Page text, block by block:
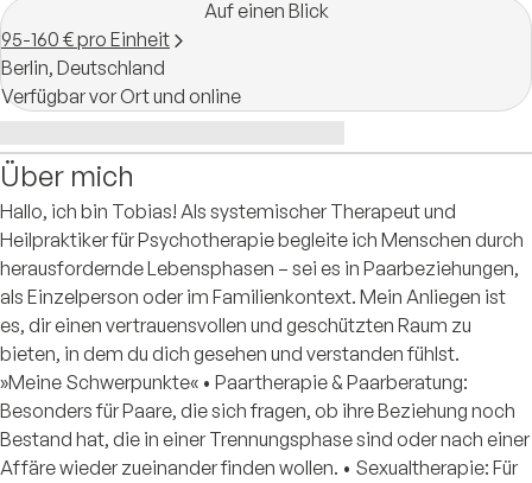
Auf einen Blick
95-160 € pro Einheit
Berlin, Deutschland
Verfügbar vor Ort und online
Über mich
Hallo, ich bin Tobias! Als systemischer Therapeut und
Heilpraktiker für Psychotherapie begleite ich Menschen durch
herausfordernde Lebensphasen – sei es in Paarbeziehungen,
als Einzelperson oder im Familienkontext. Mein Anliegen ist
es, dir einen vertrauensvollen und geschützten Raum zu
bieten, in dem du dich gesehen und verstanden fühlst.
»Meine Schwerpunkte« • Paartherapie & Paarberatung:
Besonders für Paare, die sich fragen, ob ihre Beziehung noch
Bestand hat, die in einer Trennungsphase sind oder nach einer
Affäre wieder zueinander finden wollen. • Sexualtherapie: Für